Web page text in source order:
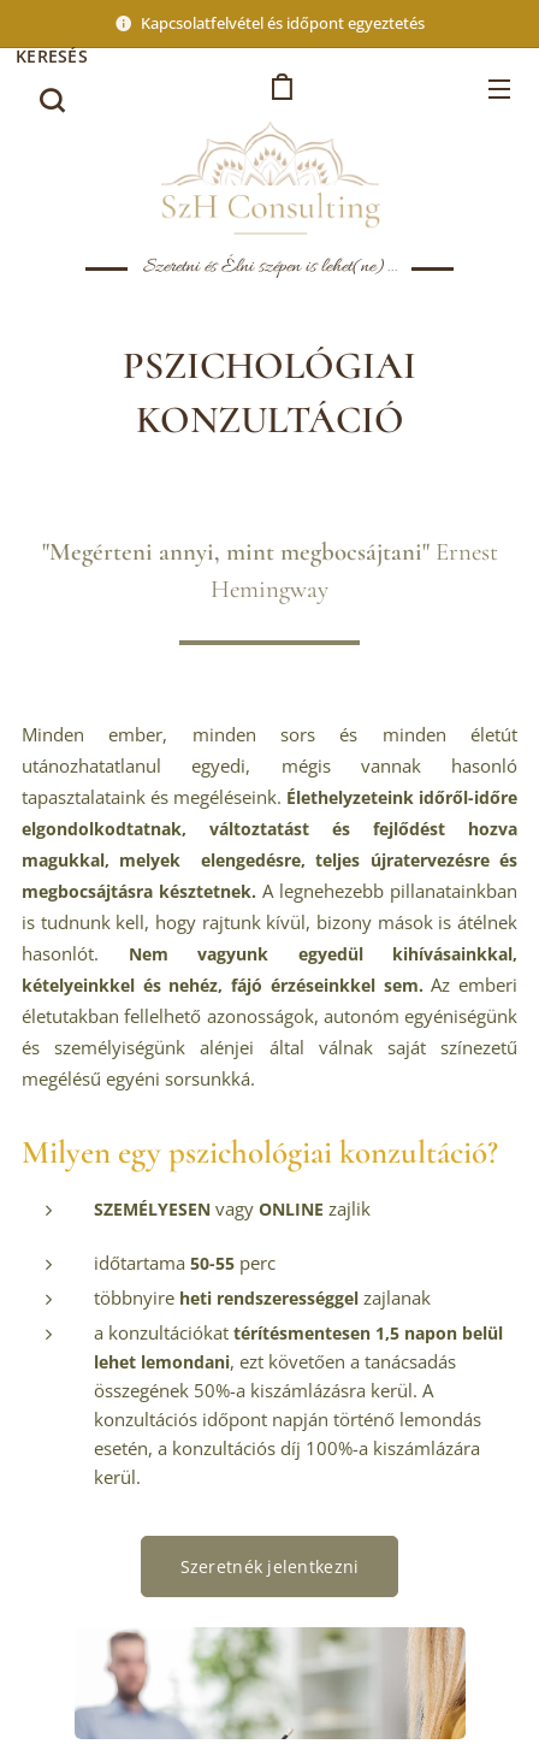
Kapcsolatfelvétel és időpont egyeztetés
Szeretni és Élni szépen is lehet(ne)...
KERESÉS
PSZICHOLÓGIAI
KONZULTÁCIÓ
"Megérteni annyi, mint megbocsájtani"Ernest
Hemingway
Minden ember, minden sors és minden életút
utánozhatatlanul egyedi, mégis vannak hasonló
tapasztalataink és megéléseink. Élethelyzeteink időről-időre
elgondolkodtatnak, változtatást és fejlődést hozva
magukkal, melyek elengedésre, teljes újratervezésre és
megbocsájtásra késztetnek. A legnehezebb pillanatainkban
is tudnunk kell, hogy rajtunk kívül, bizony mások is átélnek
hasonlót.
Nem vagyunk egyedül kihívásainkkal,
kételyeinkkel és nehéz, fájó érzéseinkkel sem. Az emberi
életutakban fellelhető azonosságok, autonóm egyéniségünk
ésszemélyiségünk alénjei által válnak saját színezetű
megélésű egyéni sorsunkká.
Milyen egy pszichológiai konzultáció?
SZEMÉLYESEN vagy ONLINE zajlik
időtartama 50-55 perc
többnyire heti rendszerességgel zajlanak
a konzultációkat térítésmentesen 1,5 napon belül
lehet lemondani, ezt követően a tanácsadás
összegének 50%-a kiszámlázásra kerül. A
konzultációs időpont napján történő lemondás
esetén, a konzultációs díj 100%-a kiszámlázára
kerül.
Szeretnék jelentkezni